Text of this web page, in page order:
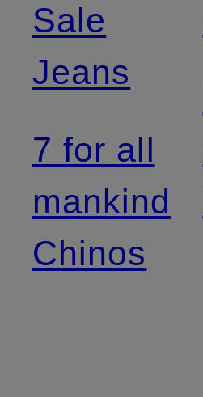
Sale
Jeans
7 for all
mankind
Chinos